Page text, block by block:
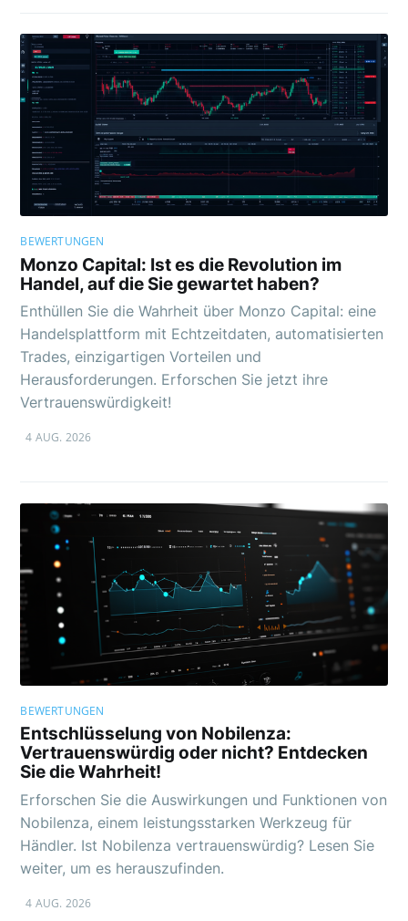
BEWERTUNGEN
Monzo Capital: Ist es die Revolution im
Handel, auf die Sie gewartet haben?
Enthüllen Sie die Wahrheit über Monzo Capital: eine
Handelsplattform mit Echtzeitdaten, automatisierten
Trades, einzigartigen Vorteilen und
Herausforderungen. Erforschen Sie jetzt ihre
Vertrauenswürdigkeit!
4 AUG. 2026
BEWERTUNGEN
Entschlüsselung von Nobilenza:
Vertrauenswürdig oder nicht? Entdecken
Sie die Wahrheit!
Erforschen Sie die Auswirkungen und Funktionen von
Nobilenza, einem leistungsstarken Werkzeug für
Händler. Ist Nobilenza vertrauenswürdig? Lesen Sie
weiter, um es herauszufinden.
4 AUG. 2026